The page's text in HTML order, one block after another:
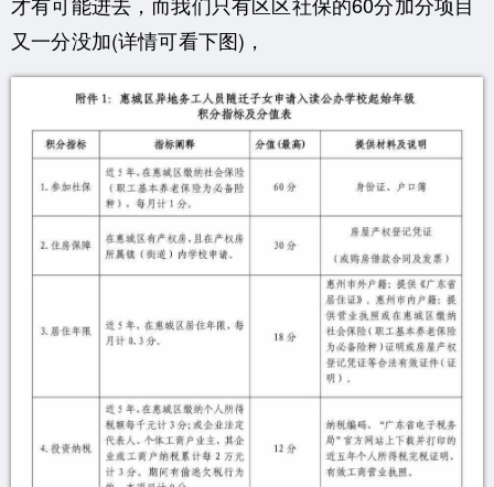
又一分没加(详情可看下图)，